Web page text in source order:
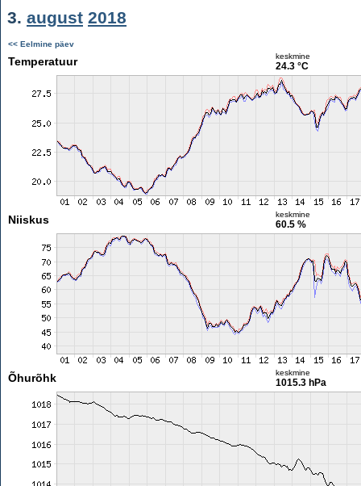
3. august 2018
<< Eelmine päev
Temperatuur keskmine
24.3 °C
Niiskus keskmine
60.5 %
Õhurõhk keskmine
1015.3 hPa